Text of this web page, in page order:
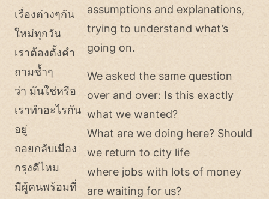
เรื่องต่างๆกัน
ใหม่ทุกวัน
เราต้องตั้งคำ
ถามซ้ำๆ
ว่า มันใช่หรือ
เราทำอะไรกัน
อยู่
ถอยกลับเมือง
กรุงดีไหม
มีผู้คนพร้อมที่
assumptions and explanations,
trying to understand what’s
going on.
We asked the same question
over and over: Is this exactly
what we wanted?
What are we doing here? Should
we return to city life
where jobs with lots of money
are waiting for us?